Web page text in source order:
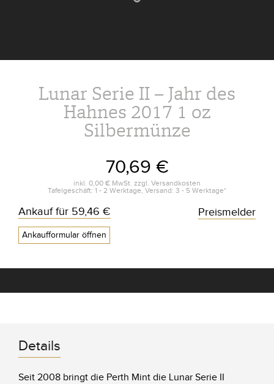
Lunar Serie II – Jahr des
Hahnes 2017 1 oz
Silbermünze
70,69 €
inkl. 0,00 € MwSt. zzgl. Versandkosten
Tafelgeschäft: 1 - 2 Werktage, Versand: 3 - 5 Werktage*
Ankauf für 59,46 €
Ankaufformular öffnen
Preismelder
Details
Seit 2008 bringt die Perth Mint die Lunar Serie II